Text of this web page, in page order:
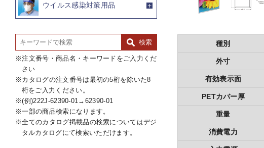
種別
外寸
有効表示面
PETカバー厚
重量
消費電力
ウイルス感染対策用品
注文番号・商品名・キーワードをご入力くだ
さい
カタログの注文番号は最初の5桁を除いた8
桁をご入力ください。
(例)222J-62390-01→62390-01
一部の商品検索になります。
全てのカタログ掲載品の検索についてはデジ
タルカタログにて検索いただけます。